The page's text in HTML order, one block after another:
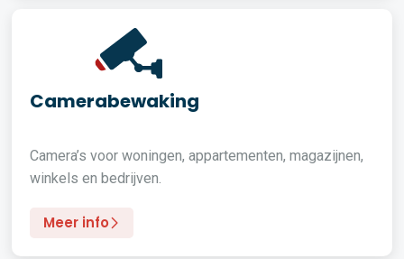
Camerabewaking
Camera’s voor woningen, appartementen, magazijnen,
winkels en bedrijven.
Meer info